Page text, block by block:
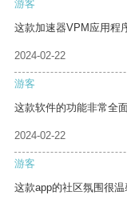
游客
这款加速器VPM应用程
2024-02-22
游客
这款软件的功能非常全
2024-02-22
游客
这款app的社区氛围很温